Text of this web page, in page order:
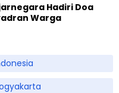
Hadiri Doa
Warga